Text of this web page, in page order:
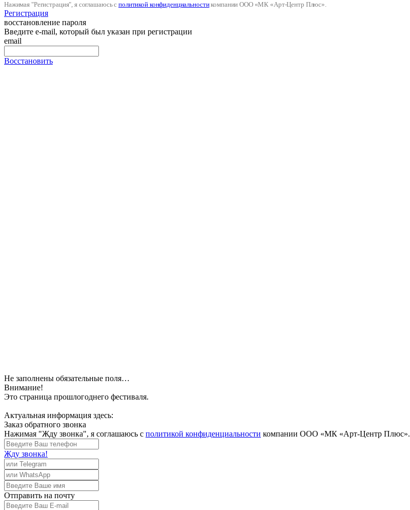
Нажимая "Регистрация", я соглашаюсь сполитикой конфиденциальностикомпании ООО «МК «Арт-Центр Плюс».
Регистрация
восстановление пароля
Введите e-mail, который был указан при регистрации
email
Восстановить
Не заполнены обязательные поля…
Внимание!
Это страница прошлогоднего фестиваля.
Актуальная информация здесь:
Заказ обратного звонка
Нажимая "Жду звонка", я соглашаюсь с политикой конфиденциальности компании ООО «МК «Арт-Центр Плюс».
Жду звонка!
Отправить на почту